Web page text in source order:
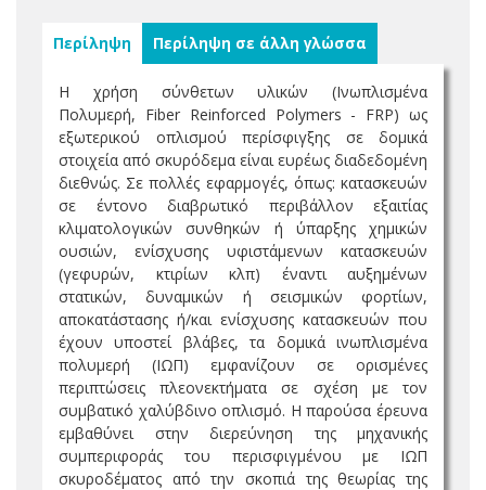
Περίληψη Περίληψη σε άλλη γλώσσα
Η χρήση σύνθετων υλικών (Ινωπλισµένα
Πολυµερή, Fiber Reinforced Polymers - FRP) ως
εξωτερικού οπλισµού περίσφιγξης σε δοµικά
στοιχεία από σκυρόδεµα είναι ευρέως διαδεδοµένη
διεθνώς. Σε πολλές εφαρµογές, όπως: κατασκευών
σε έντονο διαβρωτικό περιβάλλον εξαιτίας
κλιµατολογικών συνθηκών ή ύπαρξης χηµικών
ουσιών, ενίσχυσης υφιστάµενων κατασκευών
(γεφυρών, κτιρίων κλπ) έναντι αυξηµένων
στατικών, δυναµικών ή σεισµικών φορτίων,
αποκατάστασης ή/και ενίσχυσης κατασκευών που
έχουν υποστεί βλάβες, τα δοµικά ινωπλισµένα
πολυµερή (ΙΩΠ) εµφανίζουν σε ορισµένες
περιπτώσεις πλεονεκτήµατα σε σχέση µε τον
συµβατικό χαλύβδινο οπλισµό. Η παρούσα έρευνα
εµβαθύνει στην διερεύνηση της µηχανικής
συµπεριφοράς του περισφιγµένου µε ΙΩΠ
σκυροδέµατος από την σκοπιά της θεωρίας της